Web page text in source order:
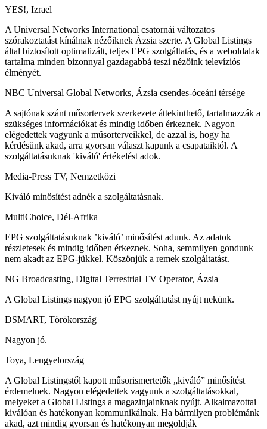
YES!, Izrael
A Universal Networks International csatornái változatos
szórakoztatást kínálnak nézőiknek Ázsia szerte. A Global Listings
által biztosított optimalizált, teljes EPG szolgáltatás, és a weboldalak
tartalma minden bizonnyal gazdagabbá teszi nézőink televíziós
élményét.
NBC Universal Global Networks, Ázsia csendes-óceáni térsége
A sajtónak szánt műsortervek szerkezete áttekinthető, tartalmazzák a
szükséges információkat és mindig időben érkeznek. Nagyon
elégedettek vagyunk a műsorterveikkel, de azzal is, hogy ha
kérdésünk akad, arra gyorsan választ kapunk a csapataiktól. A
szolgáltatásuknak 'kiváló' értékelést adok.
Media-Press TV, Nemzetközi
Kiváló minősítést adnék a szolgáltatásnak.
MultiChoice, Dél-Afrika
EPG szolgáltatásuknak ’kiváló’ minősítést adunk. Az adatok
részletesek és mindig időben érkeznek. Soha, semmilyen gondunk
nem akadt az EPG-jükkel. Köszönjük a remek szolgáltatást.
NG Broadcasting, Digital Terrestrial TV Operator, Ázsia
A Global Listings nagyon jó EPG szolgáltatást nyújt nekünk.
DSMART, Törökország
Nagyon jó.
Toya, Lengyelország
A Global Listingstől kapott műsorismertetők „kiváló” minősítést
érdemelnek. Nagyon elégedettek vagyunk a szolgáltatásokkal,
melyeket a Global Listings a magazinjainknak nyújt. Alkalmazottai
kiválóan és hatékonyan kommunikálnak. Ha bármilyen problémánk
akad, azt mindig gyorsan és hatékonyan megoldják